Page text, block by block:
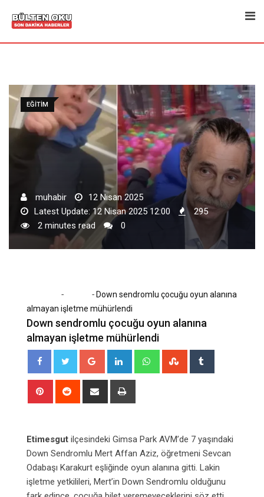
EĞITIM
muhabir
12 Nisan 2025
Latest Update: 12 Nisan 2025 12:00
295
2 minutes read
0
- - Down sendromlu çocuğu oyun alanına
almayan işletme mühürlendi
Down sendromlu çocuğu oyun alanına
almayan işletme mühürlendi
Google+ LinkedIn WhatsappStumbleUpon
Pinterest Reddit
Share
Etimesgut ilçesindeki Gimsa Park AVM’de 7 yaşındaki
Down Sendromlu Mert Affan Aziz, öğretmeni Sevcan
Odabaşı Karakurt eşliğinde oyun alanına gitti. Lakin
işletme yetkilileri, Mert’in Down Sendromlu olduğunu